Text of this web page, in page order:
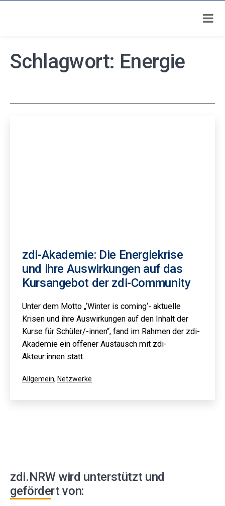
Inhalt
springen
Schlagwort: Energie
zdi-Akademie: Die Energiekrise
und ihre Auswirkungen auf das
Kursangebot der zdi-Community
Unter dem Motto „‘Winter is coming‘- aktuelle
Krisen und ihre Auswirkungen auf den Inhalt der
Kurse für Schüler/-innen“, fand im Rahmen der zdi-
Akademie ein offener Austausch mit zdi-
Akteur:innen statt.
Kategorisiert
Allgemein, Netzwerke
zdi.NRW wird unterstützt und
gefördert von: